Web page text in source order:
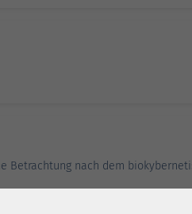
Betrachtung nach dem